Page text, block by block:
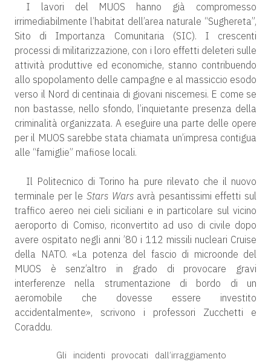
I lavori del MUOS hanno già compromesso
irrimediabilmente l’habitat dell’area naturale “Sughereta”,
Sito di Importanza Comunitaria (SIC). I crescenti
processi di militarizzazione, con i loro effetti deleteri sulle
attività produttive ed economiche, stanno contribuendo
allo spopolamento delle campagne e al massiccio esodo
verso il Nord di centinaia di giovani niscemesi. E come se
non bastasse, nello sfondo, l’inquietante presenza della
criminalità organizzata. A eseguire una parte delle opere
per il MUOS sarebbe stata chiamata un’impresa contigua
alle “famiglie” mafiose locali.
Il Politecnico di Torino ha pure rilevato che il nuovo
terminale per le Stars Warsavrà pesantissimi effetti sul
traffico aereo nei cieli siciliani e in particolare sul vicino
aeroporto di Comiso, riconvertito ad uso di civile dopo
avere ospitato negli anni ’80 i 112 missili nucleari Cruise
della NATO. «La potenza del fascio di microonde del
MUOS è senz’altro in grado di provocare gravi
interferenze nella strumentazione di bordo di un
aeromobile che dovesse essere investito
accidentalmente», scrivono i professori Zucchetti e
Coraddu.
Gli incidenti provocati dall’irraggiamento